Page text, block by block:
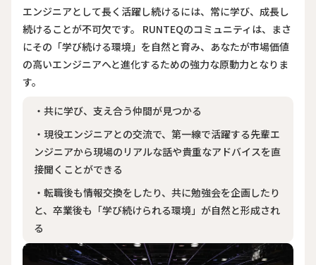
エンジニアとして長く活躍し続けるには、常に学び、成長し
続けることが不可欠です。 RUNTEQのコミュニティは、まさ
にその「学び続ける環境」を自然と育み、あなたが市場価値
の高いエンジニアへと進化するための強力な原動力となりま
す。
・共に学び、支え合う仲間が見つかる
・現役エンジニアとの交流で、第一線で活躍する先輩エ
ンジニアから現場のリアルな話や貴重なアドバイスを直
接聞くことができる
・転職後も情報交換をしたり、共に勉強会を企画したり
と、卒業後も「学び続けられる環境」が自然と形成され
る